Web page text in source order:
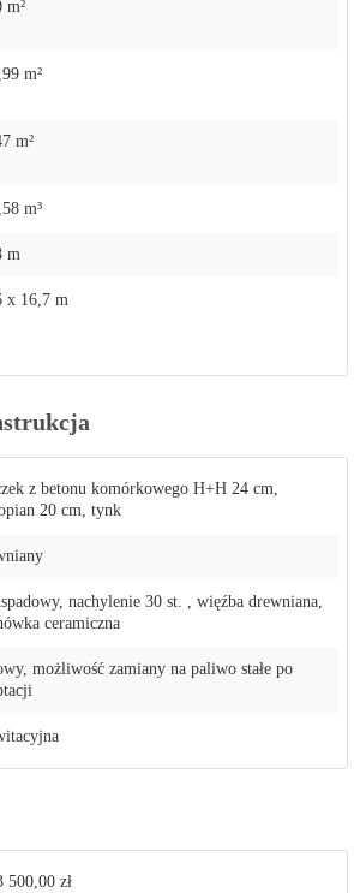
m²
m²
m²
m³
m
x 16,7 m
z betonu komórkowego H+H 24 cm,
20 cm, tynk
nachylenie 30 st. , więźba drewniana,
ceramiczna
możliwość zamiany na paliwo stałe po
500,00 zł